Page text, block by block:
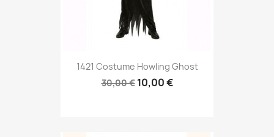
1421 Costume Howling Ghost
30,00 € 10,00 €